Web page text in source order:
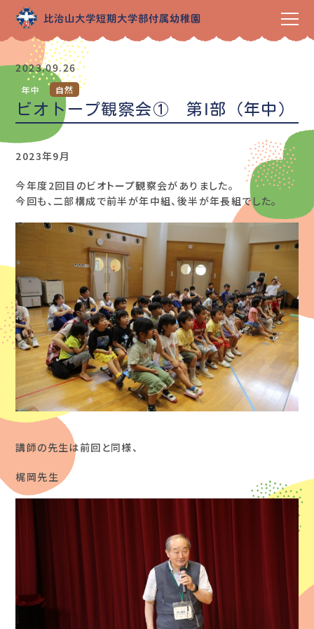
2023.09.26
年中 自然
ビオトープ観察会① 第Ⅰ部（年中）
2023年9月
今年度2回目のビオトープ観察会がありました。
今回も、二部構成で前半が年中組、後半が年長組でした。
講師の先生は前回と同様、
梶岡先生